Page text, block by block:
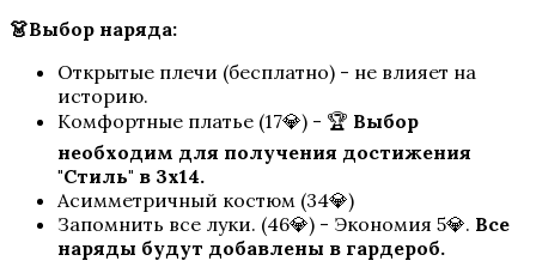
Королева за 30 Дней
👗Выбор наряда:
Открытые плечи (бесплатно) - не влияет на
историю.
Комфортные платье (17💎) - 🏆 Выбор
необходим для получения достижения
"Стиль" в 3х14.
Асимметричный костюм (34💎)
Запомнить все луки. (46💎) - Экономия 5💎. Все
наряды будут добавлены в гардероб.